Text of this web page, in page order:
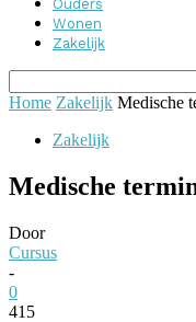
Ouders
Wonen
Zakelijk
Home Zakelijk Medische
Zakelijk
Medische
Door
Cursus
-
0
415